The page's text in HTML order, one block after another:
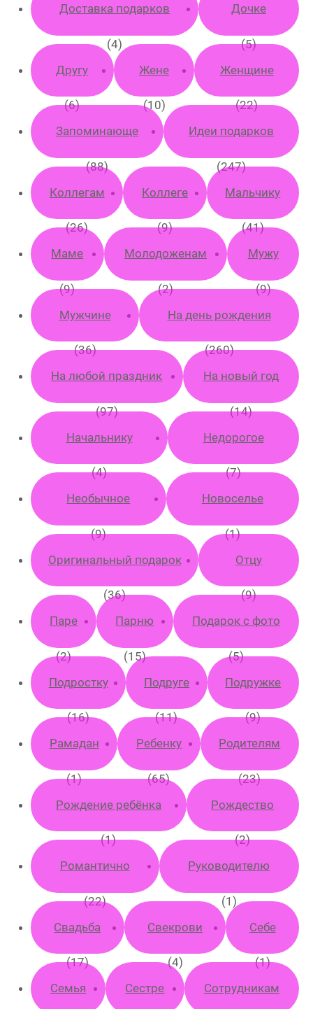
Доставка подарков
(4)
Дочке
(5)
Другу
(6)
Жене
(10)
Женщине
(22)
Запоминающе
(88)
Идеи подарков
(247)
Коллегам
(26)
Коллеге
(9)
Мальчику
(41)
Маме
(9)
Молодоженам
(2)
Мужу
(9)
Мужчине
(36)
На день рождения
(260)
На любой праздник
(97)
На новый год
(14)
Начальнику
(4)
Недорогое
(7)
Необычное
(9)
Новоселье
(1)
Оригинальный подарок
(36)
Отцу
(9)
Паре
(2)
Парню
(15)
Подарок с фото
(5)
Подростку
(16)
Подруге
(11)
Подружке
(9)
Рамадан
(1)
Ребенку
(65)
Родителям
(23)
Рождение ребёнка
(1)
Рождество
(2)
Романтично
(22)
Руководителю
(1)
Свадьба
(17)
Свекрови
(4)
Себе
(1)
Семья
Сестре Сотрудникам